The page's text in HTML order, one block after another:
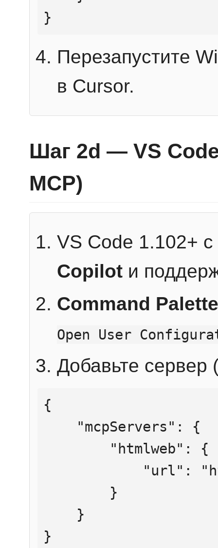
}
Перезапустите
в Cursor.
Шаг 2d — VS
MCP)
VS Code 1.102+
Copilot и
Command Palette
Open User
Добавьте сервер
{
}